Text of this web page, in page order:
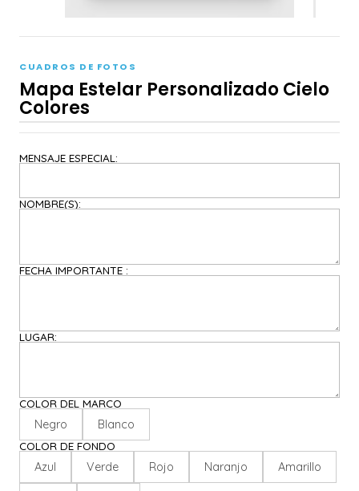
CUADROS DE FOTOS
Mapa Estelar Personalizado Cielo
Colores
MENSAJE ESPECIAL:
NOMBRE(S):
FECHA IMPORTANTE :
LUGAR:
COLOR DEL MARCO
Negro Blanco
COLOR DE FONDO
Azul Verde Rojo Naranjo Amarillo